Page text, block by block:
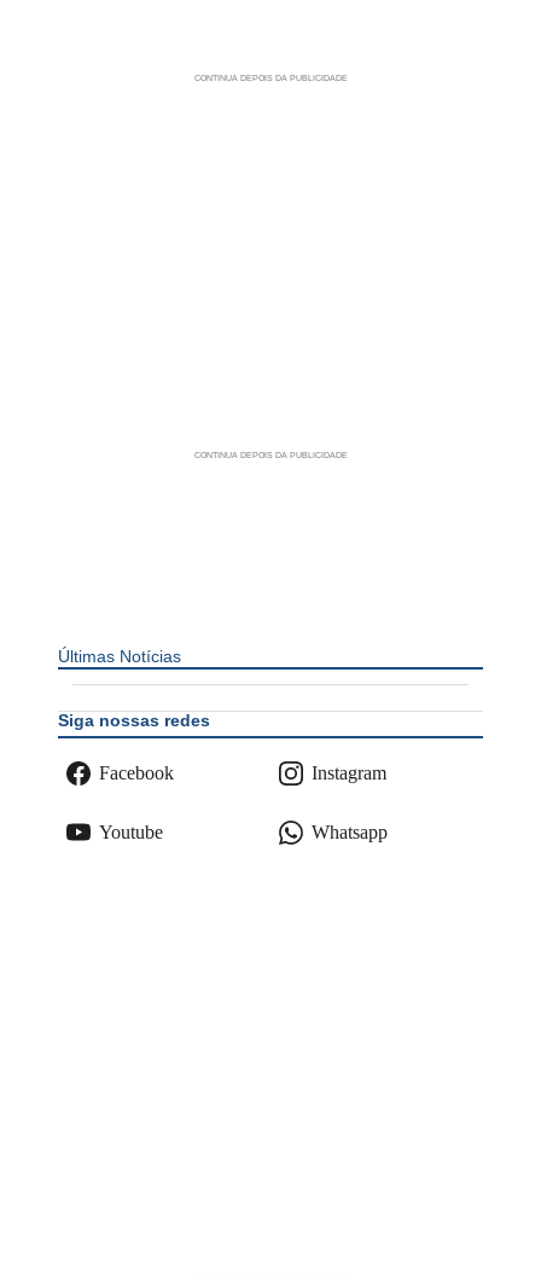
Últimas Notícias
Siga nossas redes
Facebook Instagram
Youtube Whatsapp